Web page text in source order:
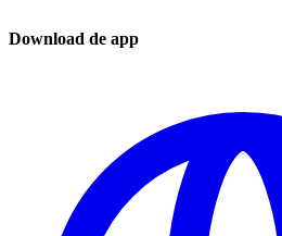
Download de app